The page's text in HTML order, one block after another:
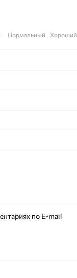
Хороший
Нормальный
по E-mail